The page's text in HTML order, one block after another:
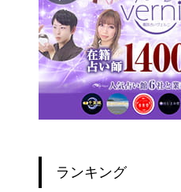
ランキング